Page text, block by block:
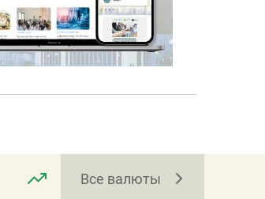
Все валюты